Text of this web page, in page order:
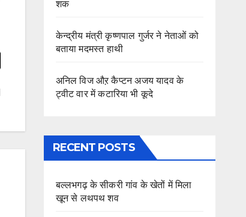
शक
केन्द्रीय मंत्री कृष्णपाल गुर्जर ने नेताओं को
बताया मदमस्त हाथी
अनिल विज औऱ कैप्टन अजय यादव के
ट्वीट वार में कटारिया भी कूदे
RECENT POSTS
बल्लभगढ़ के सीकरी गांव के खेतों में मिला
खून से लथपथ शव